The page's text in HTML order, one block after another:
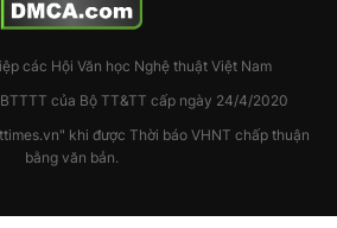
các Hội Văn học Nghệ thuật Việt Nam
của Bộ TT&TT cấp ngày 24/4/2020
khi được Thời báo VHNT chấp thuận
bằng văn bản.